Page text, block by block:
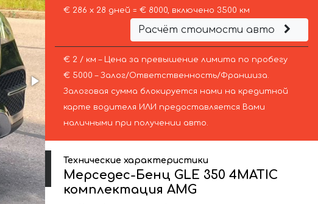
€ 286 х 28 дней = € 8000, включено 3500 км
Расчёт стоимости авто
€ 2 / км – Цена за превышение лимита по пробегу
€ 5000 – Залог/Ответственность/Франшиза.
Залоговая сумма блокируется нами на кредитной
карте водителя ИЛИ предоставляется Вами
наличными при получении авто.
Технические характеристики
Мерседес-Бенц GLE 350 4MATIC
комплектация AMG